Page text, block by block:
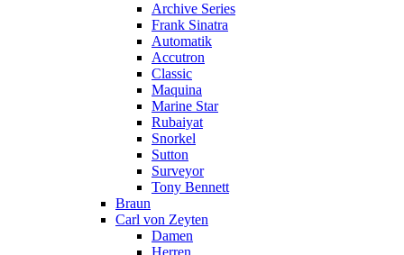
Archive Series
Frank Sinatra
Automatik
Accutron
Classic
Maquina
Marine Star
Rubaiyat
Snorkel
Sutton
Surveyor
Tony Bennett
Braun
Carl von Zeyten
Damen
Herren